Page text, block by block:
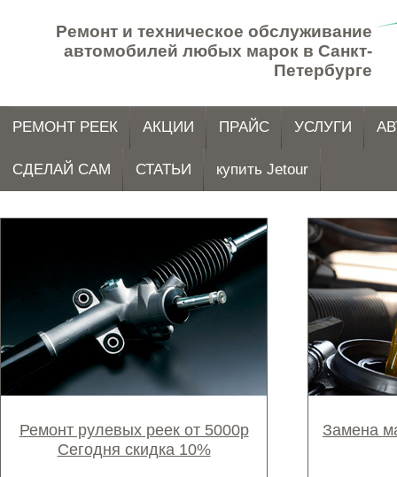
Ремонт и техническое обслуживание
автомобилей любых марок в Санкт-
Петербурге
РЕМОНТ РЕЕК АКЦИИ ПРАЙС УСЛУГИ
СДЕЛАЙ САМ СТАТЬИ купить Jetour
Ремонт рулевых реек от 5000р
Сегодня скидка 10%
Замена